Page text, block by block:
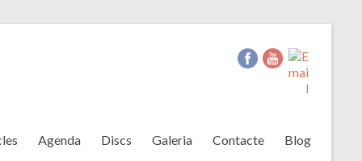
Agenda Discs Galeria Contacte Blog